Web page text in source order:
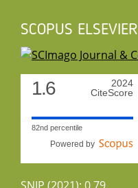
SCOPUS ELSEVIER
1.6
2024
CiteScore
82nd percentile
Powered by